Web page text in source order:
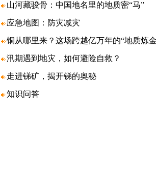
山河藏骏骨：中国地名里的地质密“马”
应急地图：防灾减灾
铜从哪里来？这场跨越亿万年的“地质炼
汛期遇到地灾，如何避险自救？
走进锑矿，揭开锑的奥秘
知识问答